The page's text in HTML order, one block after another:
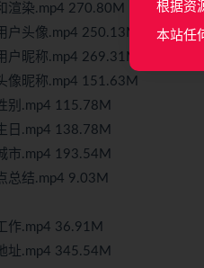
渲染.mp4 270.80M
头像.mp4 250.13M
昵称.mp4 269.31M
像昵称.mp4 151.63M
别.mp4 115.78M
日.mp4 138.78M
市.mp4 193.54M
总结.mp4 9.03M
作.mp4 36.91M
址.mp4 345.54M
根据资
本站任